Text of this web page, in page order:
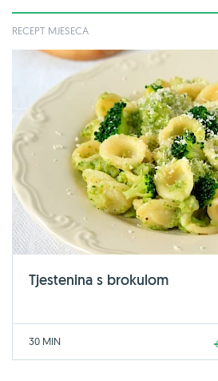
RECEPT MJESECA
Tjestenina s brokulom
30 MIN